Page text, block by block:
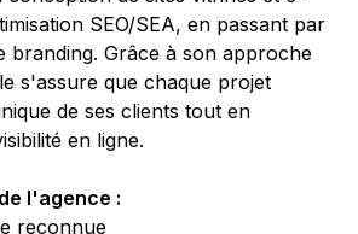
SEO/SEA, en passant par
branding. Grâce à son approche
s'assure que chaque projet
de ses clients tout en
en ligne.
l'agence :
reconnue